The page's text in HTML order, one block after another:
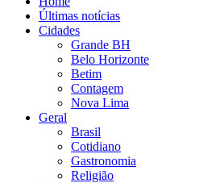
Últimas notícias
Cidades
Grande BH
Belo Horizonte
Betim
Contagem
Nova Lima
Geral
Brasil
Cotidiano
Gastronomia
Religião